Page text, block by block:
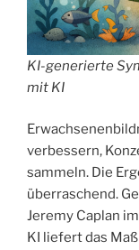
KI-generierte
mit KI
verbessern,
sammeln. Die
überraschend.
Jeremy Caplan
KI liefert das